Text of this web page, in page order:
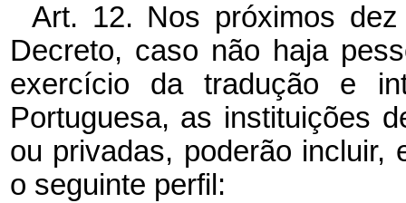
Art. 12. Nos próximos
Decreto, caso não haja
exercício da tradução e
Portuguesa, as instituições
ou privadas, poderão incluir,
o seguinte perfil: